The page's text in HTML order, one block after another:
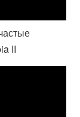
II